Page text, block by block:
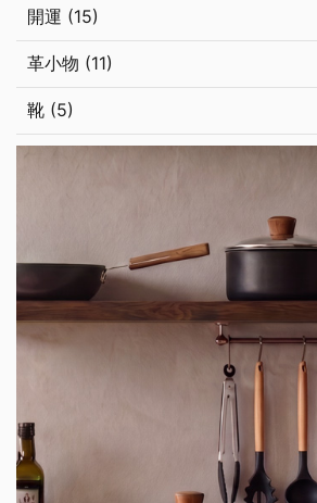
開運 (15)
革小物 (11)
靴 (5)